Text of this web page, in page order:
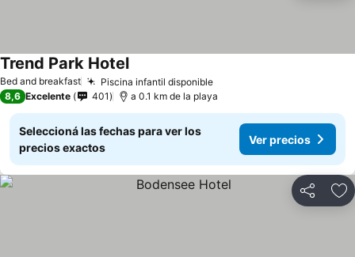
Bed and breakfast Piscina infantil disponible
Trend Park Hotel
8,6 Excelente 401 a 0.1 km de la playa
Seleccioná las fechas para ver los
precios exactos
Ver precios
Compartir